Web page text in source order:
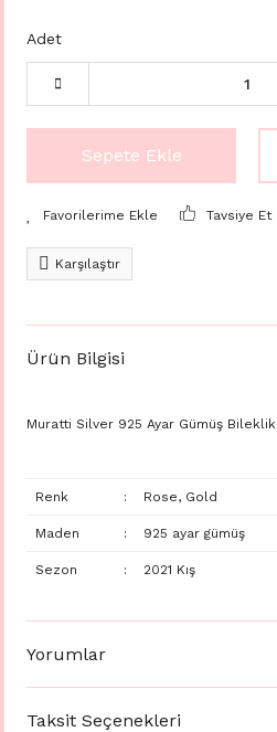
Adet
Sepete Ekle
Tavsiye Et
Karşılaştır
Ürün Bilgisi
Muratti Silver 925 Ayar Gümüş Bileklik
Renk : Rose, Gold
Maden : 925 ayar gümüş
Sezon : 2021 Kış
Yorumlar
Taksit Seçenekleri